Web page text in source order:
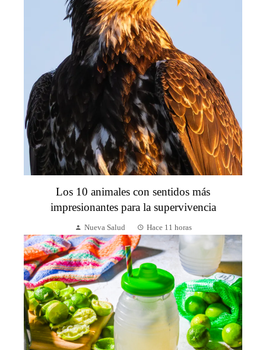
Los 10 animales con sentidos más
impresionantes para la supervivencia
Nueva Salud Hace 11 horas